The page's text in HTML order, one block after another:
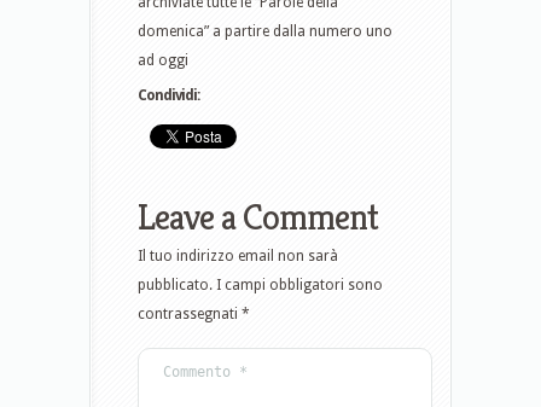
domenica” a partire dalla numero uno
ad oggi
Condividi:
Leave a Comment
Il tuo indirizzo email non sarà
pubblicato. I campi obbligatori sono
contrassegnati *